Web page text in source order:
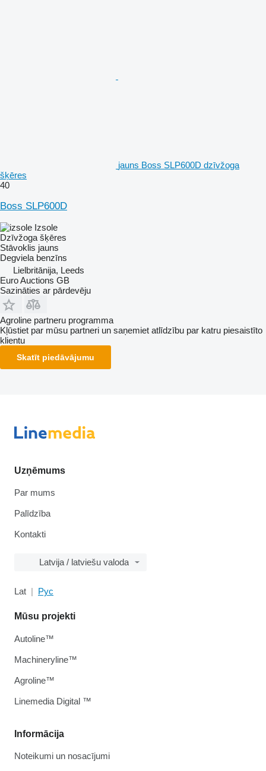
jauns Boss SLP600D dzīvžoga
šķēres
40
Boss SLP600D
Izsole
Dzīvžoga šķēres
Stāvoklis jauns
Degviela benzīns
Lielbritānija, Leeds
Euro Auctions GB
Sazināties ar pārdevēju
Agroline partneru programma
Kļūstiet par mūsu partneri un saņemiet atlīdzību par katru piesaistīto
klientu
Skatīt piedāvājumu
Uzņēmums
Par mums
Palīdzība
Kontakti
Latvija / latviešu valoda
Lat Рус
Informācija
Noteikumi un nosacījumi
Mūsu projekti
Autoline™
Machineryline™
Agroline™
Linemedia Digital ™